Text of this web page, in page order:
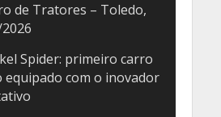
de Tratores – Toledo,
Spider: primeiro carro
equipado com o inovador